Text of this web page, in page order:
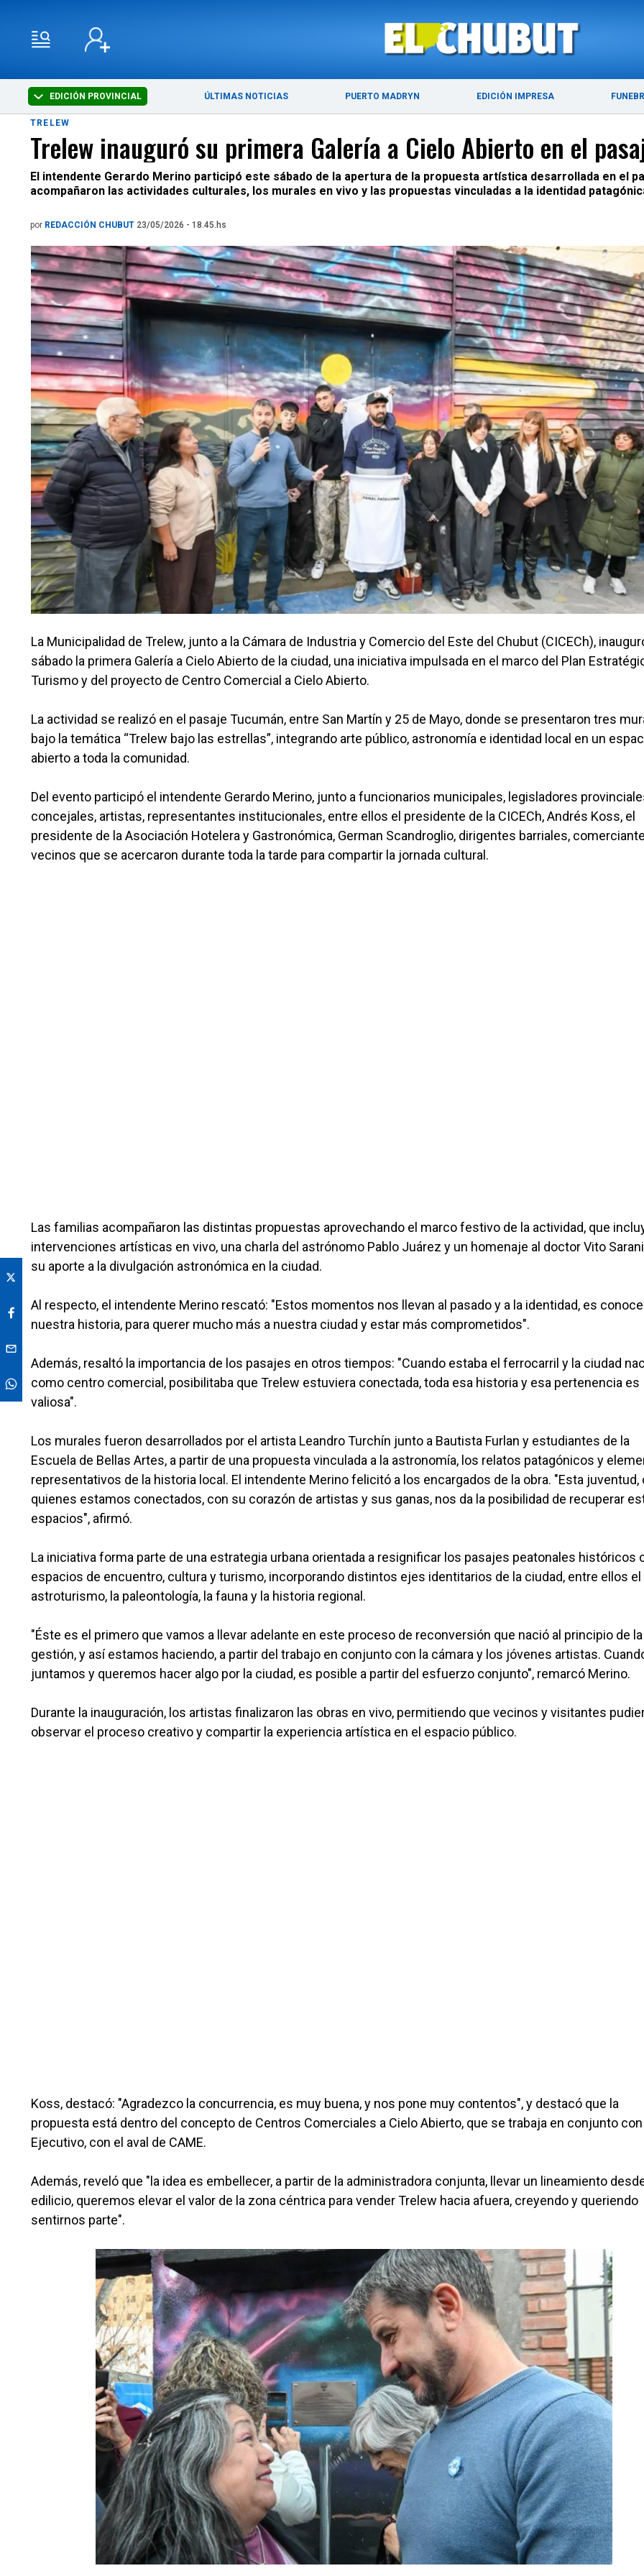
EDICIÓN PROVINCIAL ÚLTIMAS NOTICIAS PUERTO MADRYN EDICIÓN IMPRESA
ÚLTIMAS NOTICIAS PUERTO MADRYN
TRELEW
Trelew inauguró su primera Galería a Cielo Abierto en el
El intendente Gerardo Merino participó este sábado de la apertura de la propuesta artística desarrollada en el
acompañaron las actividades culturales, los murales en vivo y las propuestas vinculadas a la identidad
por REDACCIÓN CHUBUT 23/05/2026 - 18.45.hs
La Municipalidad de Trelew, junto a la Cámara de Industria y Comercio del Este del Chubut (CICECh),
sábado la primera Galería a Cielo Abierto de la ciudad, una iniciativa impulsada en el marco del Plan
Turismo y del proyecto de Centro Comercial a Cielo Abierto.
La actividad se realizó en el pasaje Tucumán, entre San Martín y 25 de Mayo, donde se presentaron tres
bajo la temática “Trelew bajo las estrellas”, integrando arte público, astronomía e identidad local en un
abierto a toda la comunidad.
Del evento participó el intendente Gerardo Merino, junto a funcionarios municipales, legisladores
concejales, artistas, representantes institucionales, entre ellos el presidente de la CICECh, Andrés Koss, el
presidente de la Asociación Hotelera y Gastronómica, German Scandroglio, dirigentes barriales,
vecinos que se acercaron durante toda la tarde para compartir la jornada cultural.
Las familias acompañaron las distintas propuestas aprovechando el marco festivo de la actividad, que
intervenciones artísticas en vivo, una charla del astrónomo Pablo Juárez y un homenaje al doctor Vito
su aporte a la divulgación astronómica en la ciudad.
Al respecto, el intendente Merino rescató: "Estos momentos nos llevan al pasado y a la identidad, es
nuestra historia, para querer mucho más a nuestra ciudad y estar más comprometidos".
Además, resaltó la importancia de los pasajes en otros tiempos: "Cuando estaba el ferrocarril y la ciudad
como centro comercial, posibilitaba que Trelew estuviera conectada, toda esa historia y esa pertenencia es
valiosa".
Los murales fueron desarrollados por el artista Leandro Turchín junto a Bautista Furlan y estudiantes de la
Escuela de Bellas Artes, a partir de una propuesta vinculada a la astronomía, los relatos patagónicos y
representativos de la historia local. El intendente Merino felicitó a los encargados de la obra. "Esta juventud,
quienes estamos conectados, con su corazón de artistas y sus ganas, nos da la posibilidad de recuperar
espacios", afirmó.
La iniciativa forma parte de una estrategia urbana orientada a resignificar los pasajes peatonales históricos
espacios de encuentro, cultura y turismo, incorporando distintos ejes identitarios de la ciudad, entre ellos el
astroturismo, la paleontología, la fauna y la historia regional.
"Éste es el primero que vamos a llevar adelante en este proceso de reconversión que nació al principio de la
gestión, y así estamos haciendo, a partir del trabajo en conjunto con la cámara y los jóvenes artistas.
juntamos y queremos hacer algo por la ciudad, es posible a partir del esfuerzo conjunto", remarcó Merino.
Durante la inauguración, los artistas finalizaron las obras en vivo, permitiendo que vecinos y visitantes
observar el proceso creativo y compartir la experiencia artística en el espacio público.
Koss, destacó: "Agradezco la concurrencia, es muy buena, y nos pone muy contentos", y destacó que la
propuesta está dentro del concepto de Centros Comerciales a Cielo Abierto, que se trabaja en conjunto con
Ejecutivo, con el aval de CAME.
Además, reveló que "la idea es embellecer, a partir de la administradora conjunta, llevar un lineamiento
edilicio, queremos elevar el valor de la zona céntrica para vender Trelew hacia afuera, creyendo y queriendo
sentirnos parte".